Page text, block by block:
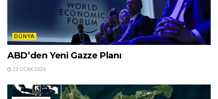
DÜNYA
ABD’den Yeni Gazze Planı
23 OCAK 2026